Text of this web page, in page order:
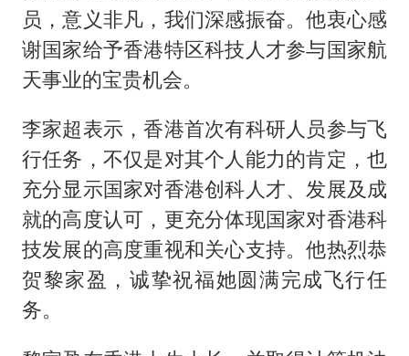
员，意义非凡，我们深感振奋。他衷心感
谢国家给予香港特区科技人才参与国家航
天事业的宝贵机会。
李家超表示，香港首次有科研人员参与飞
行任务，不仅是对其个人能力的肯定，也
充分显示国家对香港创科人才、发展及成
就的高度认可，更充分体现国家对香港科
技发展的高度重视和关心支持。他热烈恭
贺黎家盈，诚挚祝福她圆满完成飞行任
务。